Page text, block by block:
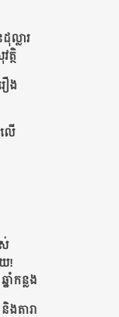
ល្លារ
ត្ថិ
ឿង​
ើ​
!
ាំកន្លង
ងតារា